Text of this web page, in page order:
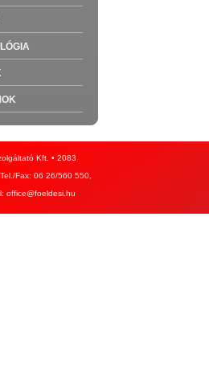
Kft. • 2083
Fax: 06 26/560 550,
office@foeldesi.hu